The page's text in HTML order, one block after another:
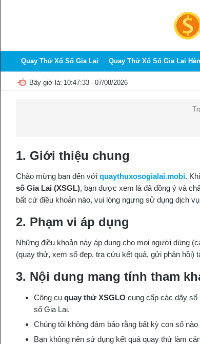
Quay Thử Xổ Số Gia Lai Quay Thử Xổ Số Gia Lai
Bây giờ là: 10:47:34 - 07/08/2026
1. Giới thiệu chung
Chào mừng bạn đến với quaythuxosogialai.mobi.
số Gia Lai (XSGL), bạn được xem là đã đồng ý và
bất cứ điều khoản nào, vui lòng ngưng sử dụng dịch
2. Phạm vi áp dụng
Những điều khoản này áp dụng cho mọi người dùng
(quay thử, xem số đẹp, tra cứu kết quả, gửi phản hồi)
3. Nội dung mang tính tham
Công cụ quay thử XSGLO cung cấp các dãy số
số Gia Lai.
Chúng tôi không đảm bảo rằng bất kỳ con số
Bạn không nên sử dụng kết quả quay thử làm